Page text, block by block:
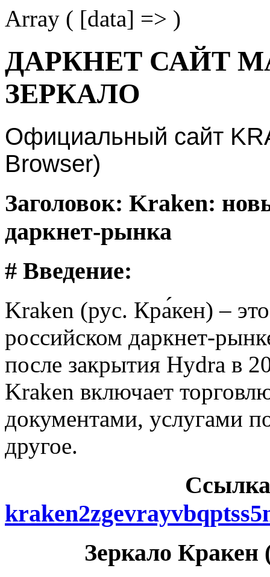
Array ( [data] => )
ДАРКНЕТ САЙТ
ЗЕРКАЛО
Официальный сайт
Browser)
Заголовок: Kraken:
даркнет-рынка
# Введение:
Kraken (рус. Кра́кен) –
российском даркнет-
после закрытия Hydra в
Kraken включает
документами, услугами
другое.
Зеркало Кракен